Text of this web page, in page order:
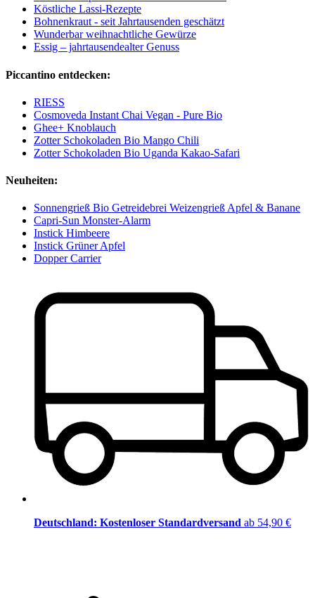
Köstliche Lassi-Rezepte
Bohnenkraut - seit Jahrtausenden geschätzt
Wunderbar weihnachtliche Gewürze
Essig – jahrtausendealter Genuss
Piccantino entdecken:
RIESS
Cosmoveda Instant Chai Vegan - Pure Bio
Ghee+ Knoblauch
Zotter Schokoladen Bio Mango Chili
Zotter Schokoladen Bio Uganda Kakao-Safari
Neuheiten:
Sonnengrieß Bio Getreidebrei Weizengrieß Apfel & Banane
Capri-Sun Monster-Alarm
Instick Himbeere
Instick Grüner Apfel
Dopper Carrier
Deutschland: Kostenloser Standardversand ab 54,90 €